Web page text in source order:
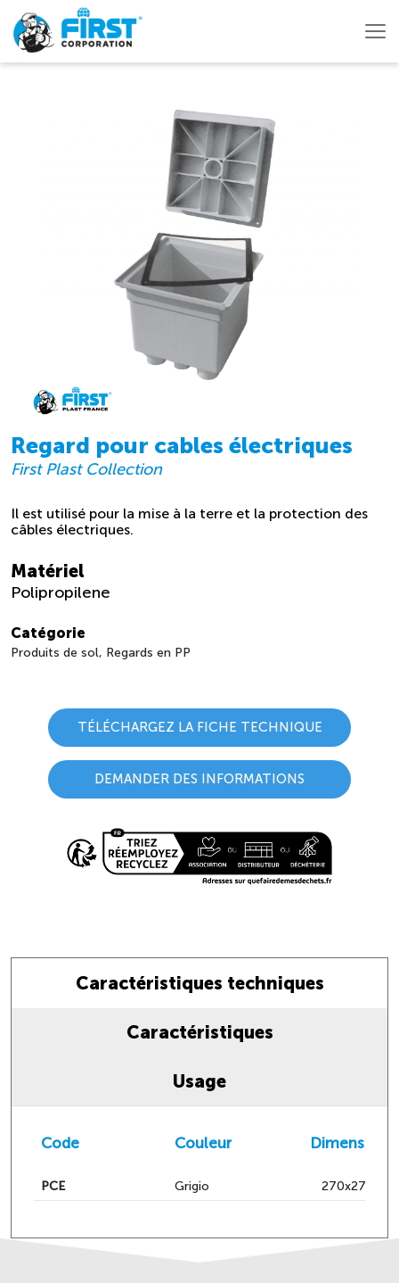
Regard pour cables électriques
First Plast Collection
Il est utilisé pour la mise à la terre et la protection des
câbles électriques.
Matériel
Polipropilene
Catégorie
Produits de sol, Regards en PP
TÉLÉCHARGEZ LA FICHE TECHNIQUE
DEMANDER DES INFORMATIONS
Caractéristiques techniques
Caractéristiques
Usage
Code Couleur Dimensions
PCE Grigio